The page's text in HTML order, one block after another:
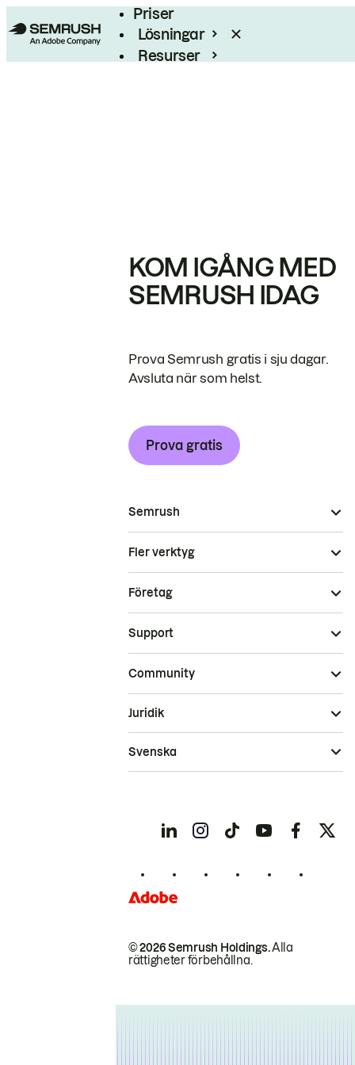
Priser
Lösningar
Resurser
KOM IGÅNG MED
SEMRUSH IDAG
Prova Semrush gratis i sju dagar.
Avsluta när som helst.
Prova gratis
Semrush
Fler verktyg
Företag
Support
Community
© 2026 Semrush Holdings.Alla
rättigheter förbehållna.
Juridik
Svenska